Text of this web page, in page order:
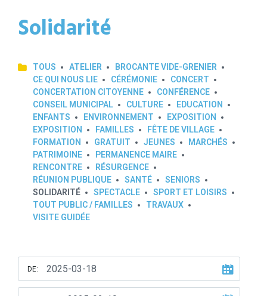
Solidarité
TOUS ATELIER
BROCANTE VIDE-GRENIER
CE QUI NOUS LIE
CÉRÉMONIE
CONCERT
CONCERTATION CITOYENNE
CONFÉRENCE
CONSEIL MUNICIPAL
CULTURE
EDUCATION
ENFANTS
ENVIRONNEMENT
EXPOSITION
EXPOSITION
FAMILLES
FÊTE DE VILLAGE
FORMATION
GRATUIT JEUNES
MARCHÉS
PATRIMOINE
PERMANENCE MAIRE
RENCONTRE
RÉSURGENCE
RÉUNION PUBLIQUE
SANTÉ
SENIORS
SOLIDARITÉ
SPECTACLE
SPORT ET LOISIRS
TOUT PUBLIC / FAMILLES
TRAVAUX
VISITE GUIDÉE
DE: